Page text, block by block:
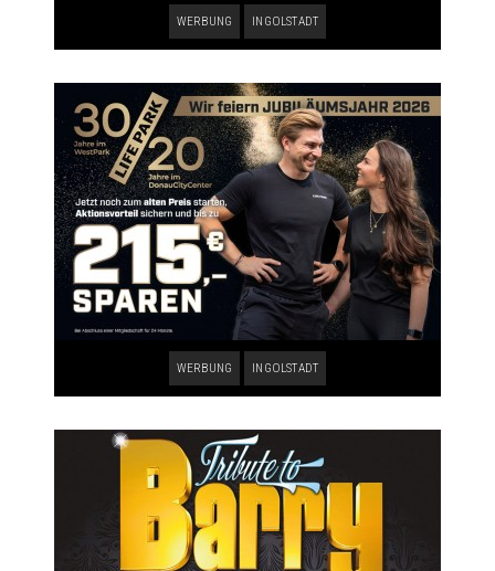
WERBUNG INGOLSTADT
WERBUNG INGOLSTADT